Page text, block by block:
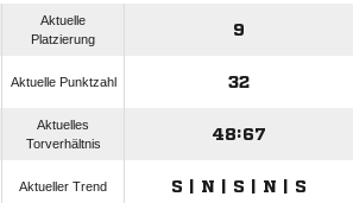
Aktuelle
Platzierung
9
Aktuelle Punktzahl 32
Aktuelles
Torverhältnis
48:67
Aktueller Trend S | N | S | N | S